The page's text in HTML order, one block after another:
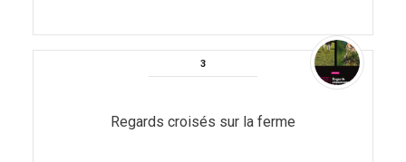
Regards croisés sur la ferme